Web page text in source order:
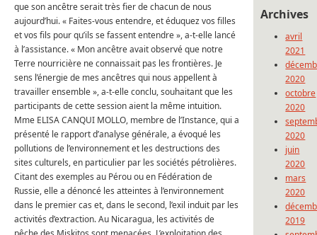
que son ancêtre serait très fier de chacun de nous
aujourd’hui.« Faites-vous entendre, et éduquez vos filles
et vos fils pour qu’ils se fassent entendre », a-t-elle lancé
à l’assistance.« Mon ancêtre avait observé que notre
Terre nourricière ne connaissait pas les frontières. Je
sens l’énergie de mes ancêtres qui nous appellent à
travailler ensemble », a-t-elle conclu, souhaitant que les
participants de cette session aient la même intuition.
Mme ELISA CANQUI MOLLO, membre de l’Instance,qui a
présenté le rapport d’analyse générale, a évoqué les
pollutions de l’environnement et les destructions des
sites culturels, en particulier par les sociétés pétrolières.
Citant des exemples au Pérou ou en Fédération de
Russie, elle a dénoncé les atteintes à l’environnement
dans le premier cas et, dans le second, l’exil induit par les
activités d’extraction.Au Nicaragua, les activités de
Archives
avril
2021
2020
octobre
2020
2020
juin
2020
mars
2020
2019